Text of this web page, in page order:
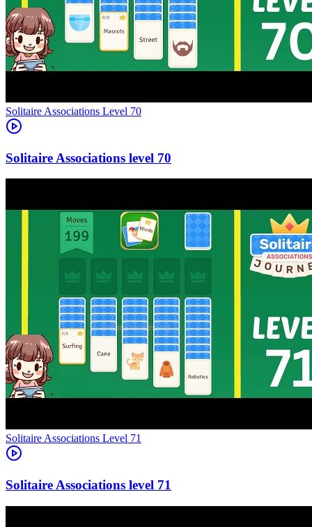
Level 70
70
Level 71
71